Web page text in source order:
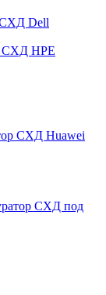
СХД Dell
СХД HPE
СХД Huawei
СХД под